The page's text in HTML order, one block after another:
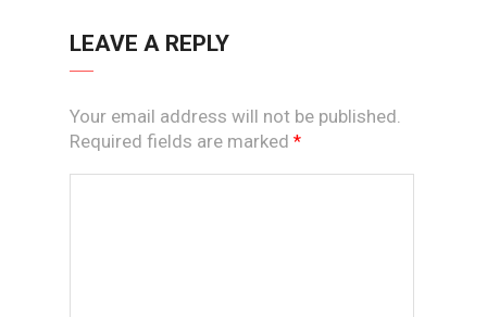
LEAVE A REPLY
Your email address will not be published.
Required fields are marked *